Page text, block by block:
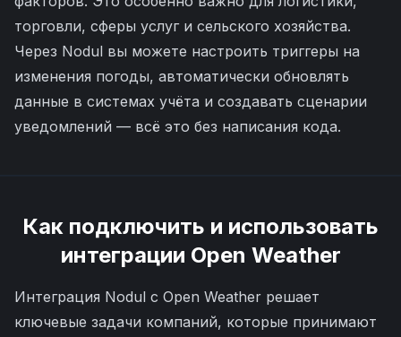
торговли, сферы услуг и сельского хозяйства.
Через Nodul вы можете настроить триггеры на
изменения погоды, автоматически обновлять
данные в системах учёта и создавать сценарии
уведомлений — всё это без написания кода.
Как подключить и использовать
интеграции Open Weather
Интеграция Nodul с Open Weather решает
ключевые задачи компаний, которые принимают